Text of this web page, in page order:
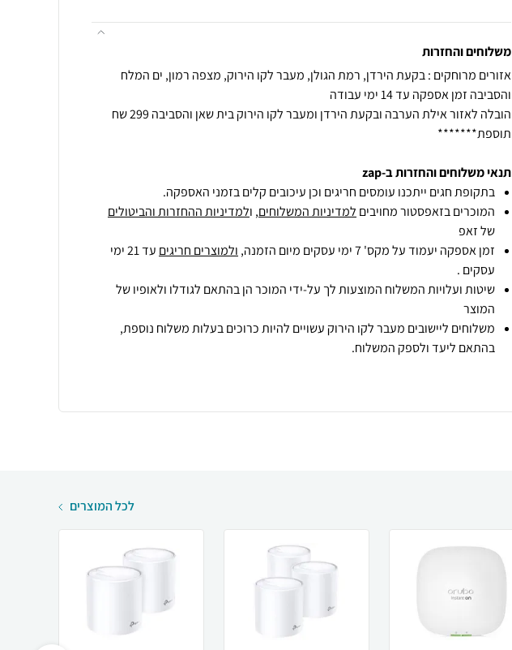
משלוחים והחזרות
הובלה לאזור אילת הערבה ובקעת הירדן ומעבר לקו הירוק בית שאן והסביבה 299 שח
תוספת*******
תנאי משלוחים והחזרות ב-zap
בתקופת חגים ייתכנו עומסים חריגים וכן עיכובים קלים בזמני האספקה.
המוכרים בזאפסטור מחויבים למדיניות המשלוחים, ולמדיניות ההחזרות והביטולים
של זאפ
זמן אספקה יעמוד על מקס' 7 ימי עסקים מיום הזמנה,
ולמוצרים חריגים
עד 21 ימי
עסקים .
שיטות ועלויות המשלוח המוצעות לך על-ידי המוכר הן בהתאם לגודלו ולאופיו של
המוצר
משלוחים ליישובים מעבר לקו הירוק עשויים להיות כרוכים בעלות משלוח נוספת,
בהתאם ליעד ולספק המשלוח.
לכל המוצרים